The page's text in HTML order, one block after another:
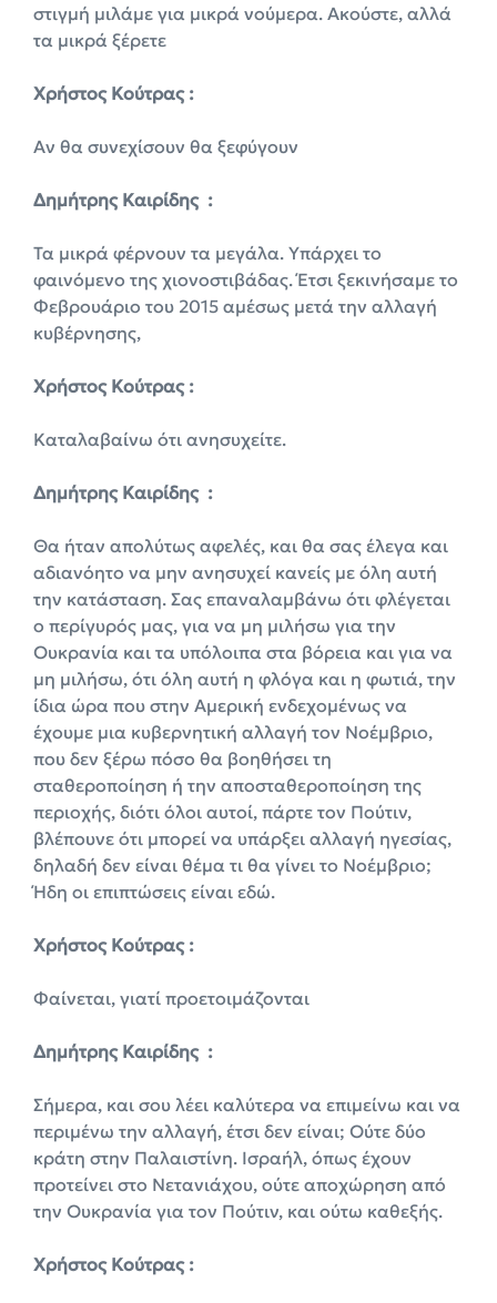
στιγμή μιλάμε για μικρά νούμερα. Ακούστε, αλλά
τα μικρά ξέρετε
Χρήστος Κούτρας :
Αν θα συνεχίσουν θα ξεφύγουν
Δημήτρης Καιρίδης :
Τα μικρά φέρνουν τα μεγάλα. Υπάρχει το
φαινόμενο της χιονοστιβάδας. Έτσι ξεκινήσαμε το
Φεβρουάριο του 2015 αμέσως μετά την αλλαγή
κυβέρνησης,
Χρήστος Κούτρας :
Καταλαβαίνω ότι ανησυχείτε.
Δημήτρης Καιρίδης :
Θα ήταν απολύτως αφελές, και θα σας έλεγα και
αδιανόητο να μην ανησυχεί κανείς με όλη αυτή
την κατάσταση. Σας επαναλαμβάνω ότι φλέγεται
ο περίγυρός μας, για να μη μιλήσω για την
Ουκρανία και τα υπόλοιπα στα βόρεια και για να
μη μιλήσω, ότι όλη αυτή η φλόγα και η φωτιά, την
ίδια ώρα που στην Αμερική ενδεχομένως να
έχουμε μια κυβερνητική αλλαγή τον Νοέμβριο,
που δεν ξέρω πόσο θα βοηθήσει τη
σταθεροποίηση ή την αποσταθεροποίηση της
περιοχής, διότι όλοι αυτοί, πάρτε τον Πούτιν,
βλέπουνε ότι μπορεί να υπάρξει αλλαγή ηγεσίας,
δηλαδή δεν είναι θέμα τι θα γίνει το Νοέμβριο;
Ήδη οι επιπτώσεις είναι εδώ.
Χρήστος Κούτρας :
Φαίνεται, γιατί προετοιμάζονται
Δημήτρης Καιρίδης :
Σήμερα, και σου λέει καλύτερα να επιμείνω και να
περιμένω την αλλαγή, έτσι δεν είναι; Ούτε δύο
κράτη στην Παλαιστίνη. Ισραήλ, όπως έχουν
προτείνει στο Νετανιάχου, ούτε αποχώρηση από
την Ουκρανία για τον Πούτιν, και ούτω καθεξής.
Χρήστος Κούτρας :